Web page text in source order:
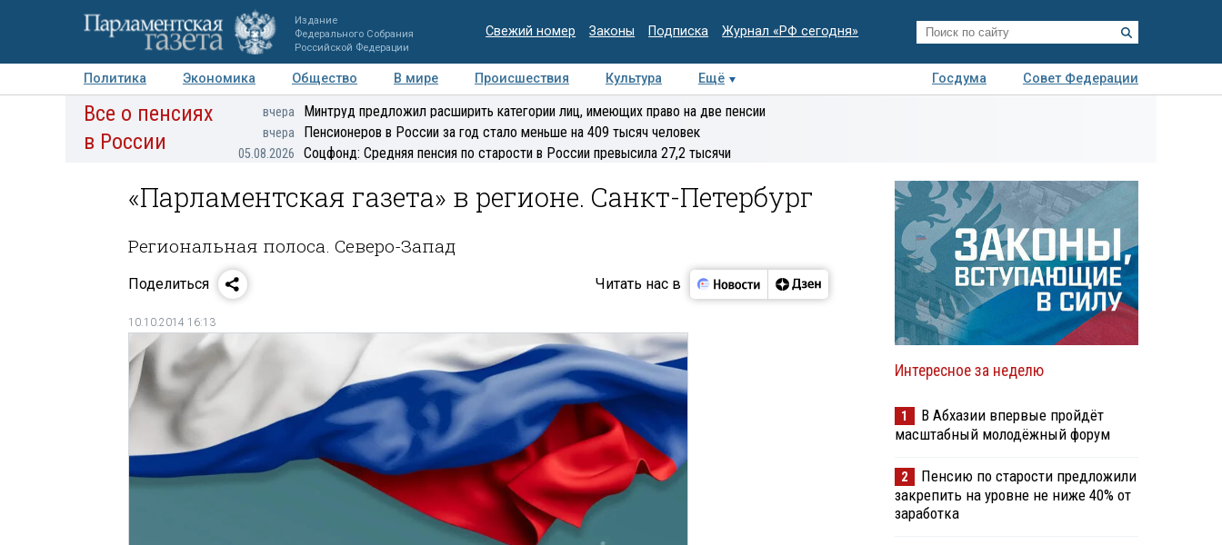
Издание
Федерального Собрания
Российской Федерации
Свежий номер Законы Подписка Журнал «РФ сегодня»
Политика Экономика Общество В мире Происшествия Культура Ещё Госдума
Совет Федерации
Авторы Персоны Мнения Регионы Медиацентр Интервью Колумнисты
Деловая
Все о пенсиях
в России
вчера Минтруд предложил расширить категории лиц, имеющих право на две пенсии
вчера Пенсионеров в России за год стало меньше на 409 тысяч человек
05.08.2026 Соцфонд: Средняя пенсия по старости в России превысила 27,2 тысячи
«Парламентская газета» в регионе. Санкт-Петербург
Региональная полоса. Северо-Запад
Поделиться Читать нас в
10.10.2014 16:13
Интересное за неделю
1
В Абхазии впервые пройдёт
масштабный молодёжный форум
2
Пенсию по старости предложили
закрепить на уровне не ниже 40% от
заработка